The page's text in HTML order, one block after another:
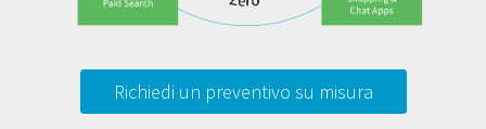
Richiedi un preventivo su misura